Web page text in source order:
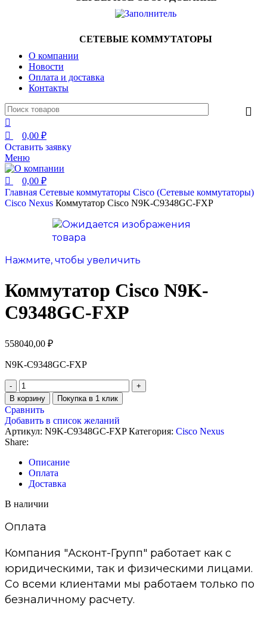
СЕТЕВЫЕ КОММУТАТОРЫ
О компании
Новости
Оплата и доставка
Контакты
0,00 ₽
Оставить заявку
Меню
0,00 ₽
Главная Сетевые коммутаторы Cisco (Сетевые коммутаторы)
Cisco Nexus Коммутатор Cisco N9K-C9348GC-FXP
Нажмите, чтобы увеличить
Коммутатор Cisco N9K-
C9348GC-FXP
558040,00 ₽
N9K-C9348GC-FXP
В корзину Покупка в 1 клик
Сравнить
Добавить в список желаний
Артикул: N9K-C9348GC-FXPКатегория: Cisco Nexus
Share:
Описание
Оплата
Доставка
В наличии
Оплата
Компания "Асконт-Групп" работает как с
юридическими, так и физическими лицами.
Со всеми клиентами мы работаем только по
безналичному расчету.